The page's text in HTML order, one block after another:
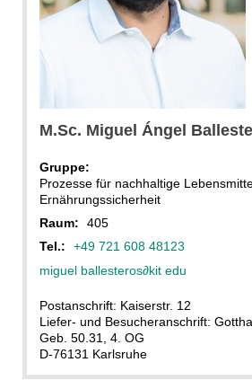
M.Sc. Miguel Ángel
Gruppe:
Prozesse für nachhaltige
Ernährungssicherheit
Raum:
405
Tel.:
+49 721 608 48123
miguel ballesteros∂kit edu
Postanschrift: Kaiserstr. 12
Liefer- und Besucheranschrift:
Geb. 50.31, 4. OG
D-76131 Karlsruhe